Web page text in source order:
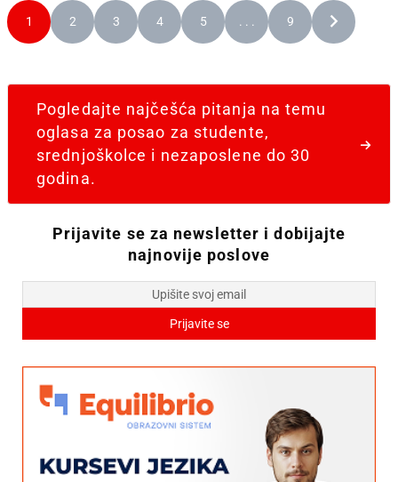
1 2 3 4 5 . . . 9
Pogledajte najčešća pitanja na temu
oglasa za posao za studente,
srednjoškolce i nezaposlene do 30
godina.
Prijavite se za newsletter i dobijajte
najnovije poslove